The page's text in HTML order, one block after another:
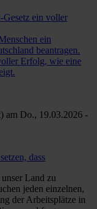
Gesetz ein voller
ein
beantragen.
Erfolg, wie eine
am Do., 19.03.2026 -
dass
Land zu
jeden einzelnen,
der Arbeitsplätze in